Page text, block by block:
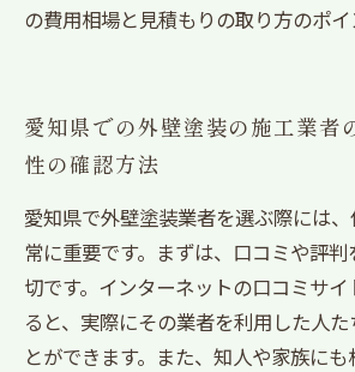
の費用相場と見積もりの取り方のポイ
愛知県での外壁塗装の施工業者
性の確認方法
愛知県で外壁塗装業者を選ぶ際には
常に重要です。まずは、口コミや評
切です。インターネットの口コミサイ
ると、実際にその業者を利用した人
とができます。また、知人や家族に